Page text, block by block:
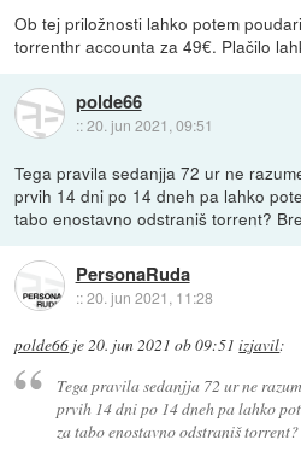
Ob tej priložnosti lahko potem
torrenthr accounta za 49€. Plačilo
polde66
::20. jun 2021, 09:51
Tega pravila sedanjja 72 ur ne
prvih 14 dni po 14 dneh pa lahko
tabo enostavno odstraniš torrent?
PersonaRuda
::20. jun 2021, 11:28
polde66 je20. jun 2021 ob 09:51 izjavil:
Tega pravila sedanjja 72 ur ne
prvih 14 dni po 14 dneh pa lahko
za tabo enostavno odstraniš